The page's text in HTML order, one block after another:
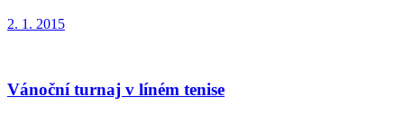
2. 1. 2015
Vánoční turnaj v líném tenise